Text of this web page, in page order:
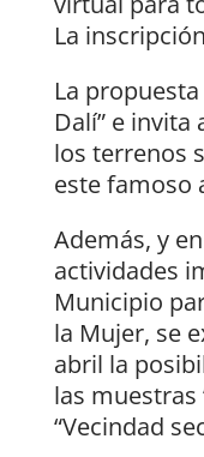
La
La
Dalí” e
los terrenos
este famoso
Además, y
actividades
Municipio
la Mujer, se
abril la
las muestras
“Vecindad